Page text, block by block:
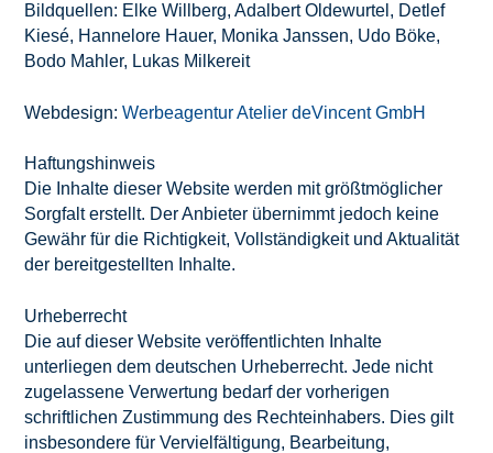
Bildquellen: Elke Willberg, Adalbert Oldewurtel, Detlef
Kiesé, Hannelore Hauer, Monika Janssen, Udo Böke,
Bodo Mahler, Lukas Milkereit
Webdesign:Werbeagentur Atelier deVincent GmbH
Haftungshinweis
Die Inhalte dieser Website werden mit größtmöglicher
Sorgfalt erstellt. Der Anbieter übernimmt jedoch keine
Gewähr für die Richtigkeit, Vollständigkeit und Aktualität
der bereitgestellten Inhalte.
Urheberrecht
Die auf dieser Website veröffentlichten Inhalte
unterliegen dem deutschen Urheberrecht. Jede nicht
zugelassene Verwertung bedarf der vorherigen
schriftlichen Zustimmung des Rechteinhabers. Dies gilt
insbesondere für Vervielfältigung, Bearbeitung,